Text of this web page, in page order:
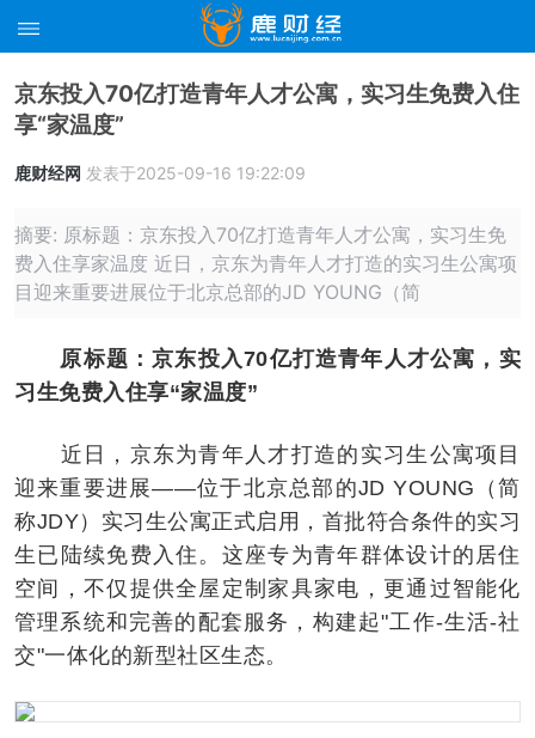
京东投入70亿打造青年人才公寓，实习生免费入住
享“家温度”
鹿财经网 发表于2025-09-16 19:22:09
摘要: 原标题：京东投入70亿打造青年人才公寓，实习生免
费入住享家温度 近日，京东为青年人才打造的实习生公寓项
目迎来重要进展位于北京总部的JD YOUNG（简
原标题：京东投入70亿打造青年人才公寓，实
习生免费入住享“家温度”
近日，京东为青年人才打造的实习生公寓项目
迎来重要进展——位于北京总部的JD YOUNG（简
称JDY）实习生公寓正式启用，首批符合条件的实习
生已陆续免费入住。这座专为青年群体设计的居住
空间，不仅提供全屋定制家具家电，更通过智能化
管理系统和完善的配套服务，构建起"工作-生活-社
交"一体化的新型社区生态。